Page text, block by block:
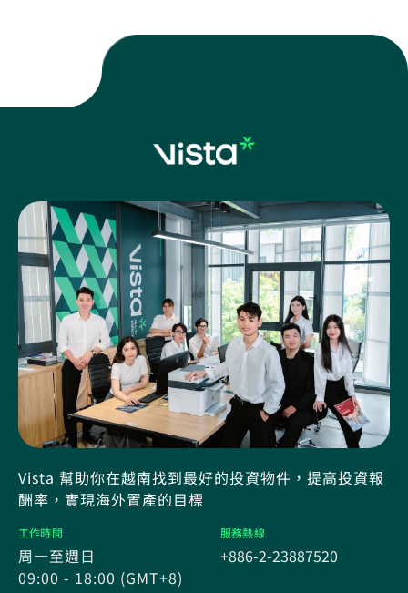
Vista 幫助你在越南找到最好的投資物件，提高投資報
酬率，實現海外置產的目標
工作時間
周一至週日
09:00 - 18:00 (GMT+8)
服務熱線
+886-2-23887520